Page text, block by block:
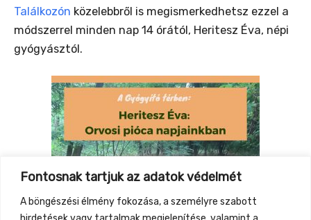
Fontosnak tartjuk az adatok védelmét
A böngészési élmény fokozása, a személyre szabott
Találkozón közelebbről is megismerkedhetsz ezzel a
módszerrel minden nap 14 órától, Heritesz Éva, népi
gyógyásztól.